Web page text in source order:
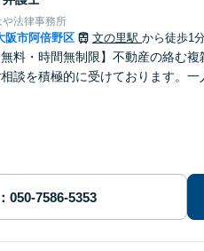
や法律事務所
阪市阿倍野区 文の里駅 から徒歩1
無料・時間無制限】不動産の絡む
談を積極的に受けております。